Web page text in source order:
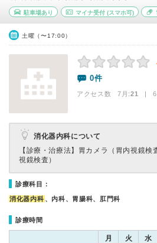
駐車場あり マイナ受付(スマホ可)
土曜（〜17:00）
0件
アクセス数 7月:21 | 6
消化器内科について
【診療・治療法】 胃カメラ（胃内視鏡検
視鏡検査）
診療科目：
消化器内科 、内科、胃腸科、肛門科
診療時間
月 火 水